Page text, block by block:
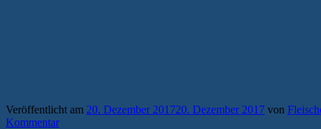
Veröffentlicht am 20. Dezember 201720. Dezember 2017 von
Kommentar